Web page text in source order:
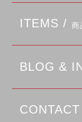
ITEMS / 商
BLOG &